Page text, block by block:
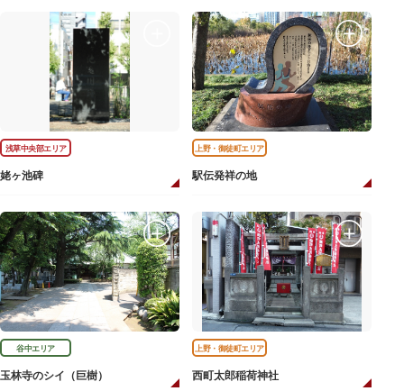
浅草中央部エリア
姥ヶ池碑
上野・御徒町エリア
駅伝発祥の地
谷中エリア
玉林寺のシイ（巨樹）
上野・御徒町エリア
西町太郎稲荷神社